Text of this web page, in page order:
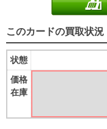
このカードの買取状況
状態
価格
在庫